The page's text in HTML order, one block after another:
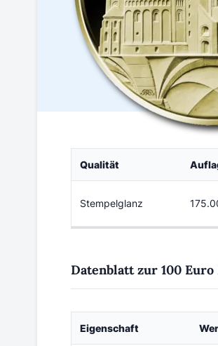
Qualität
Stempelglanz
Datenblatt zur 100 Euro
Eigenschaft